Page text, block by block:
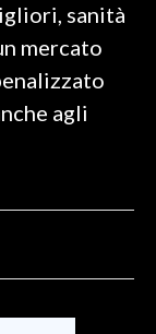
sanità
mercato
agli